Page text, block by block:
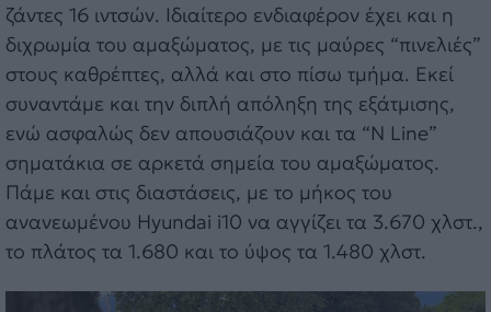
ζάντες 16 ιντσών. Ιδιαίτερο ενδιαφέρον έχει και η
διχρωμία του αμαξώματος, με τις μαύρες “πινελιές”
στους καθρέπτες, αλλά και στο πίσω τμήμα. Εκεί
συναντάμε και την διπλή απόληξη της εξάτμισης,
ενώ ασφαλώς δεν απουσιάζουν και τα “N Line”
σηματάκια σε αρκετά σημεία του αμαξώματος.
Πάμε και στις διαστάσεις, με το μήκος του
ανανεωμένου Hyundai i10 να αγγίζει τα 3.670 χλστ.,
το πλάτος τα 1.680 και το ύψος τα 1.480 χλστ.